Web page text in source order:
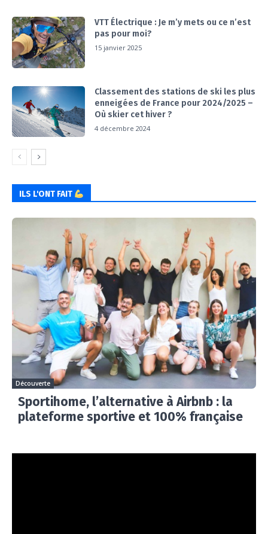
VTT Électrique : Je m’y mets ou ce n’est
pas pour moi?
15 janvier 2025
Classement des stations de ski les plus
enneigées de France pour 2024/2025 –
Où skier cet hiver ?
4 décembre 2024
ILS L'ONT FAIT
Découverte
Sportihome, l’alternative à Airbnb : la
plateforme sportive et 100% française